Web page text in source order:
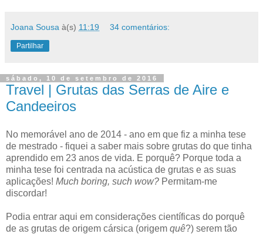
Joana Sousa à(s) 11:19 34 comentários:
Partilhar
sábado, 10 de setembro de 2016
Travel | Grutas das Serras de Aire e
Candeeiros
No memorável ano de 2014 - ano em que fiz a minha tese
de mestrado - fiquei a saber mais sobre grutas do que tinha
aprendido em 23 anos de vida. E porquê? Porque toda a
minha tese foi centrada na acústica de grutas e as suas
aplicações! Much boring, such wow? Permitam-me
discordar!
Podia entrar aqui em considerações científicas do porquê
de as grutas de origem cársica (origem quê?) serem tão